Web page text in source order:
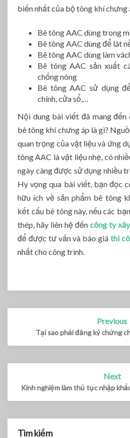
biến nhất của bộ tông khí chưng
Bê tông AAC dùng trong
Bê tông AAC dùng để lát
Bê tông AAC dùng làm
Bê tông AAC sản xuất
chống nóng
Bê tông AAC sử dụng
chính, cửa sổ,…
Nội dung bài viết đã mang
bê tông khí chưng áp là gì?
quan trọng của vật liệu và ứng
tông AAC là vật liệu nhẹ, có
ngày càng được sử dụng nhiều
Hy vọng qua bài viết, bạn đọc
hữu ích về sản phẩm bê tông
kết cấu bê tông này, nếu các
thép, hãy liên hệ đến công ty
để được tư vấn và báo giá thi
nhất cho công trình.
navigation
Previous
Tại sao phải đăng ký chứng
Next
Kinh nghiệm làm thủ tục nhập
Tìm kiếm